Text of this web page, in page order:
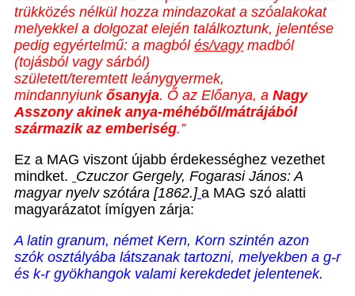
trükközés nélkül hozza mindazokat a szóalakokat
melyekkel a dolgozat elején találkoztunk, jelentése
pedig egyértelmű: a magból és/vagymadból
(tojásból vagy sárból)
született/teremtett leánygyermek,
mindannyiunk ősanyja. Ő az Előanya, a Nagy
Asszony akinek anya-méhéből/mátrájából
származik az emberiség.”
Ez a MAG viszont újabb érdekességhez vezethet
mindket. Czuczor Gergely, Fogarasi János: A
magyar nyelv szótára [1862.] a MAG szó alatti
magyarázatot ímígyen zárja:
A latin granum, német Kern, Korn szintén azon
szók osztályába látszanak tartozni, melyekben a g-r
és k-r gyökhangok valami kerekdedet jelentenek.